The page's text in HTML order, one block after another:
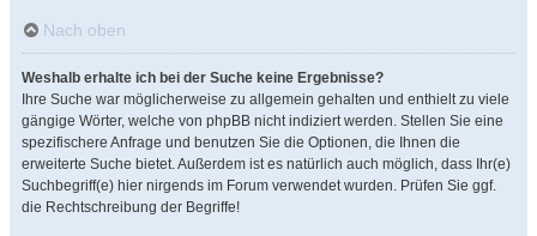
Nach oben
Weshalb erhalte ich bei der Suche keine Ergebnisse?
Ihre Suche war möglicherweise zu allgemein gehalten und enthielt zu viele
gängige Wörter, welche von phpBB nicht indiziert werden. Stellen Sie eine
spezifischere Anfrage und benutzen Sie die Optionen, die Ihnen die
erweiterte Suche bietet. Außerdem ist es natürlich auch möglich, dass Ihr(e)
Suchbegriff(e) hier nirgends im Forum verwendet wurden. Prüfen Sie ggf.
die Rechtschreibung der Begriffe!